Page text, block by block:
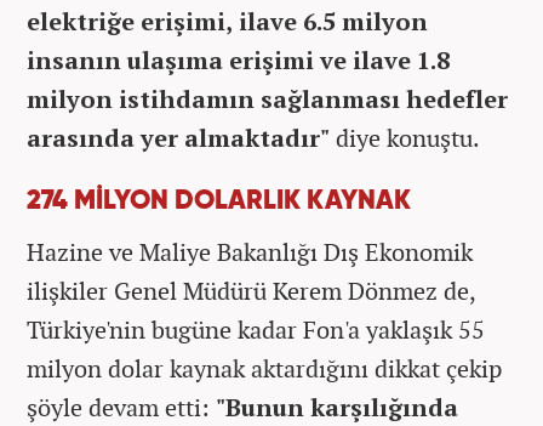
elektriğe erişimi, ilave 6.5 milyon
insanın ulaşıma erişimi ve ilave 1.8
milyon istihdamın sağlanması hedefler
arasında yer almaktadır" diye konuştu.
274 MİLYON DOLARLIK KAYNAK
Hazine ve Maliye Bakanlığı Dış Ekonomik
ilişkiler Genel Müdürü Kerem Dönmez de,
Türkiye'nin bugüne kadar Fon'a yaklaşık 55
milyon dolar kaynak aktardığını dikkat çekip
şöyle devam etti: "Bunun karşılığında